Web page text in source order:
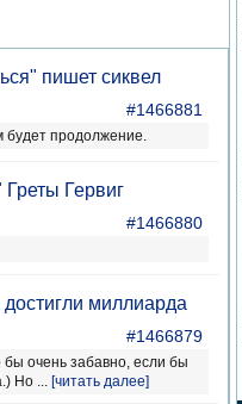
пишет сиквел
#1466881
продолжение.
Гервиг
#1466880
миллиарда
#1466879
очень забавно, если бы
Но ... [читать далее]